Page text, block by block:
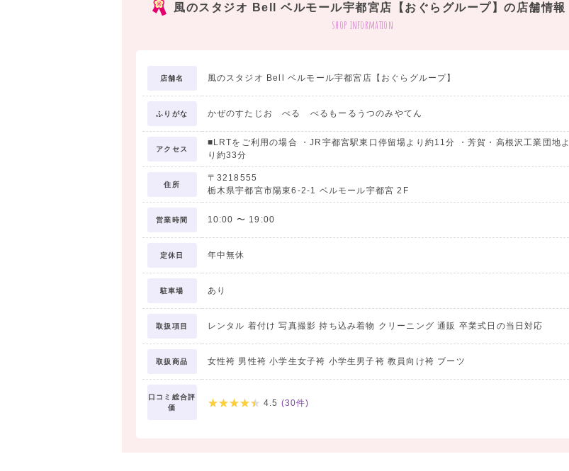
思い出深い学び舎や通学路などで記憶の一枚を残してみましょう！
詳しくは風のスタジオのサイトまで
風のスタジオ Bell ベルモール宇都宮店【おぐらグループ】の店舗情報
shop information
店舗名 風のスタジオ Bell ベルモール宇都宮店【おぐらグループ】
ふりがな かぜのすたじお べる べるもーるうつのみやてん
アクセス
■LRTをご利用の場合 ・JR宇都宮駅東口停留場より約11分 ・芳賀・高根沢工業団地よ
り約33分
住所
〒3218555
栃木県宇都宮市陽東6-2-1 ベルモール宇都宮 2F
営業時間 10:00 〜 19:00
定休日 年中無休
駐車場 あり
取扱項目 レンタル 着付け 写真撮影 持ち込み着物 クリーニング 通販 卒業式日の当日対応
取扱商品 女性袴 男性袴 小学生女子袴 小学生男子袴 教員向け袴 ブーツ
口コミ総合評
価
4.5 (30件)